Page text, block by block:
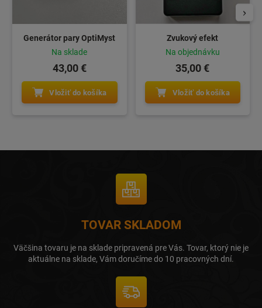
Generátor pary OptiMyst
Na sklade
43,00 €
Vložiť do košíka
Zvukový efekt
Na objednávku
35,00 €
Vložiť do košíka
TOVAR SKLADOM
Väčšina tovaru je na sklade pripravená pre Vás. Tovar, ktorý nie je
aktuálne na sklade, Vám doručíme do 10 pracovných dní.